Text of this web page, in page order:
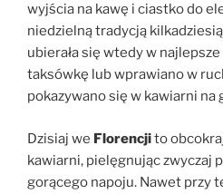
wyjścia na kawę i ciastko do
niedzielną tradycją
ubierała się wtedy w
taksówkę lub wprawiano w
pokazywano się w kawiarni na
Dzisiaj we Florencjito
kawiarni, pielęgnując zwyczaj
gorącego napoju. Nawet przy